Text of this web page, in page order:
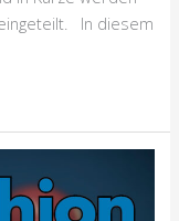
In diesem